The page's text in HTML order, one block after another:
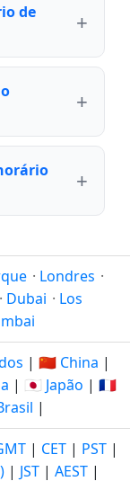
de
· Londres ·
· Dubai · Los
| 🇨🇳 China |
| 🇯🇵 Japão | 🇫🇷
|
| CET | PST |
| JST | AEST |